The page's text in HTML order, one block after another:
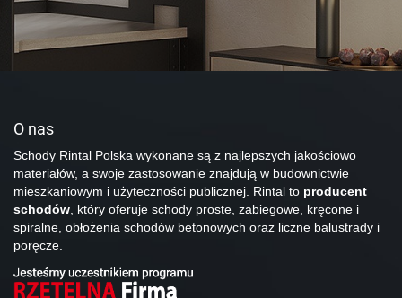
O nas
Schody Rintal Polska wykonane są z najlepszych jakościowo
materiałów, a swoje zastosowanie znajdują w budownictwie
mieszkaniowym i użyteczności publicznej. Rintal to producent
schodów, który oferuje schody proste, zabiegowe, kręcone i
spiralne, obłożenia schodów betonowych oraz liczne balustrady i
poręcze.